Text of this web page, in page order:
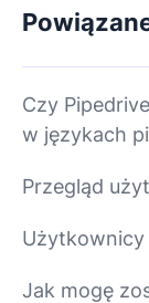
Czy
w językach
Przegląd
Użytkownicy
Jak mogę